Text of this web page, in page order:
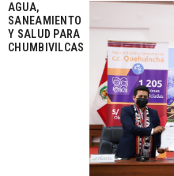
AGUA,
SANEAMIENTO
Y SALUD PARA
CHUMBIVILCAS